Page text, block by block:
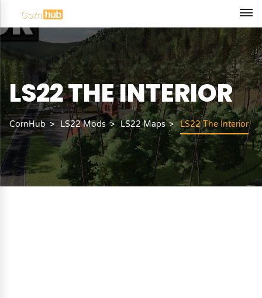
LS22 THE INTERIOR
CornHub LS22 Mods LS22 Maps LS22 The Interior